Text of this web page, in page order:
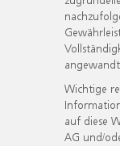
Wichtige
auf diese
AG und/